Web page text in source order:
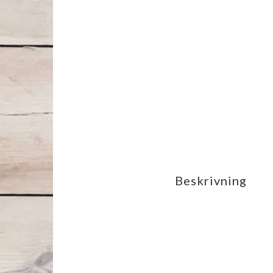
Beskrivning